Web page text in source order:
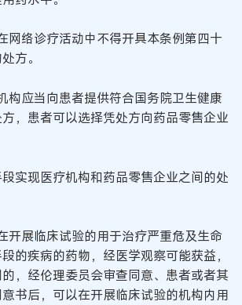
网络诊疗活动中不得开具本条例第四十
方。
构应当向患者提供符合国务院卫生健康
，患者可以选择凭处方向药品零售企业
实现医疗机构和药品零售企业之间的处
开展临床试验的用于治疗严重危及生命
的疾病的药物，经医学观察可能获益，
，经伦理委员会审查同意、患者或者其
书后，可以在开展临床试验的机构内用